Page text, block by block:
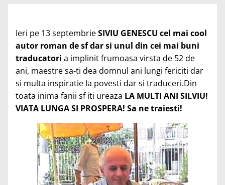
Ieri pe 13 septembrieSIVIU GENESCU cel mai cool
autor roman de sf dar si unul din cei mai buni
traducatori a implinit frumoasa virsta de 52 de
ani, maestre sa-ti dea domnul ani lungi fericiti dar
si multa inspiratie la povesti dar si traduceri.Din
toata inima fanii sf iti ureaza LA MULTI ANI SILVIU!
VIATA LUNGA SI PROSPERA! Sa ne traiesti!